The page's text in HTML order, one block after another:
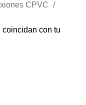
CPVC
coincidan con tu